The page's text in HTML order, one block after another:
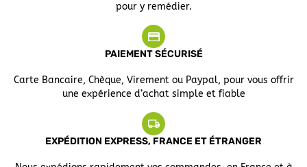
pour y remédier.
PAIEMENT SÉCURISÉ
Carte Bancaire, Chèque, Virement ou Paypal, pour vous offrir
une expérience d’achat simple et fiable
EXPÉDITION EXPRESS, FRANCE ET ÉTRANGER